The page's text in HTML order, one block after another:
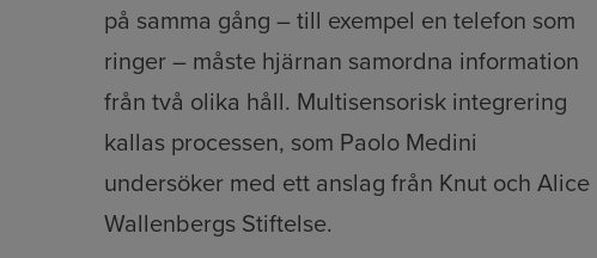
på samma gång – till exempel en telefon som
ringer – måste hjärnan samordna information
från två olika håll. Multisensorisk integrering
kallas processen, som Paolo Medini
undersöker med ett anslag från Knut och Alice
Wallenbergs Stiftelse.